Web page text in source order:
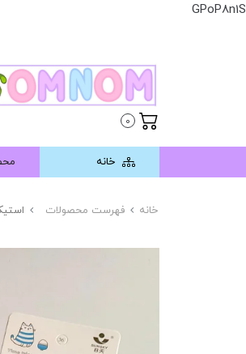
GPoP8n1S
0
خانه
خانه فهرست محصولات